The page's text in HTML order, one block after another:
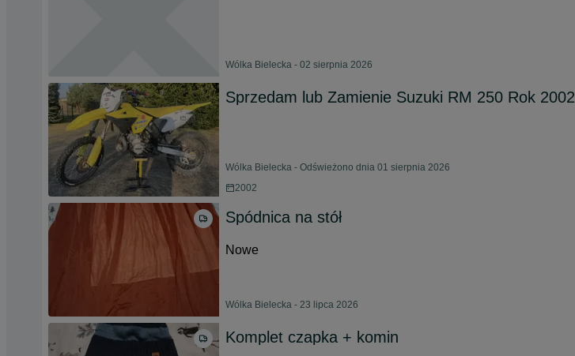
Wólka Bielecka - 02 sierpnia 2026
Sprzedam lub Zamienie Suzuki RM 250 Rok 2002
Wólka Bielecka - Odświeżono dnia 01 sierpnia 2026
2002
Spódnica na stół
Nowe
Wólka Bielecka - 23 lipca 2026
Komplet czapka + komin